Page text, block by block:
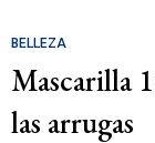
BELLEZA
Mascarilla
las arrugas